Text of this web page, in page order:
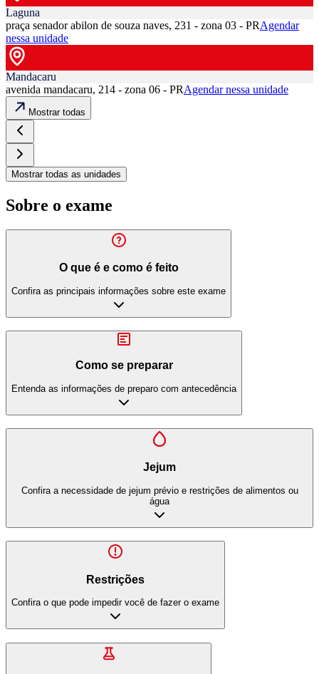
Laguna
praça senador abilon de souza naves, 231 - zona 03 - PRAgendar
nessa unidade
Mandacaru
avenida mandacaru, 214 - zona 06 - PRAgendar nessa unidade
Mostrar todas
Mostrar todas as unidades
Sobre o exame
O que é e como é feito
Confira as principais informações sobre este exame
Como se preparar
Entenda as informações de preparo com antecedência
Jejum
Confira a necessidade de jejum prévio e restrições de alimentos ou
água
Restrições
Confira o que pode impedir você de fazer o exame